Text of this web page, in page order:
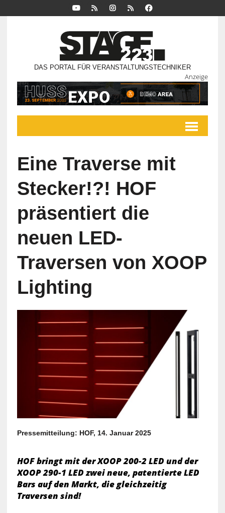
DAS PORTAL FÜR VERANSTALTUNGSTECHNIKER
Anzeige
Eine Traverse mit
Stecker!?! HOF
präsentiert die
neuen LED-
Traversen von XOOP
Lighting
Pressemitteilung: HOF, 14. Januar 2025
HOF bringt mit der XOOP 200-2 LED und der
XOOP 290-1 LED zwei neue, patentierte LED
Bars auf den Markt, die gleichzeitig
Traversen sind!